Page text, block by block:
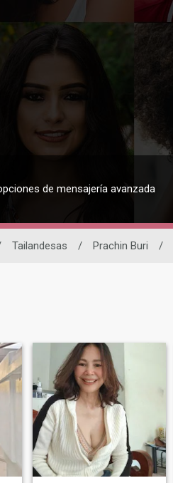
de mensajería avanzada
Tailandesas / Prachin Buri /